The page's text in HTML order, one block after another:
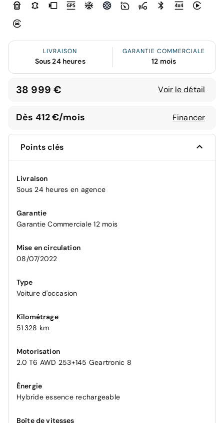
LIVRAISON
Sous 24 heures
GARANTIE COMMERCIALE
12 mois
38 999 € Voir le détail
Dès 412 €/mois Financer
Points clés
Livraison
Sous 24 heures en agence
Garantie
Garantie Commerciale 12 mois
Mise en circulation
08/07/2022
Type
Voiture d'occasion
Kilométrage
51 328 km
Motorisation
2.0 T6 AWD 253+145 Geartronic 8
Énergie
Hybride essence rechargeable
Boîte de vitesses